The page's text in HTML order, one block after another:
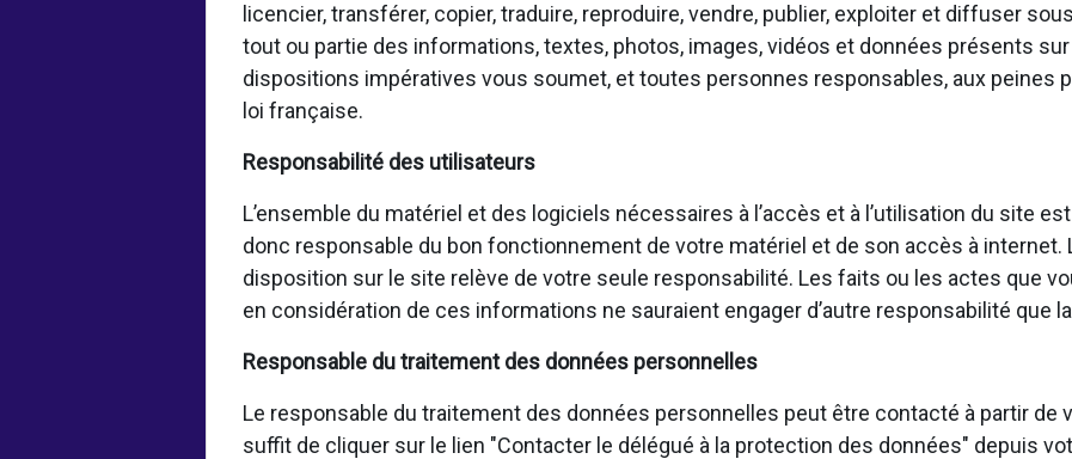
licencier, transférer, copier, traduire, reproduire, vendre, publier, exploiter et diffuser
tout ou partie des informations, textes, photos, images, vidéos et données présents
dispositions impératives vous soumet, et toutes personnes responsables, aux peines
loi française.
Responsabilité des utilisateurs
L’ensemble du matériel et des logiciels nécessaires à l’accès et à l’utilisation du site
donc responsable du bon fonctionnement de votre matériel et de son accès à internet.
disposition sur le site relève de votre seule responsabilité. Les faits ou les actes que
en considération de ces informations ne sauraient engager d’autre responsabilité que
Responsable du traitement des données personnelles
Le responsable du traitement des données personnelles peut être contacté à partir de
suffit de cliquer sur le lien "Contacter le délégué à la protection des données" depuis